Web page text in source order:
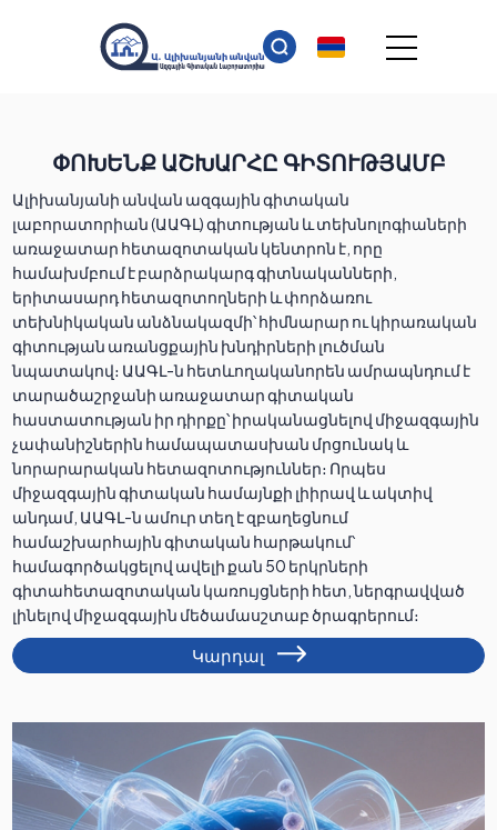
ՓՈԽԵՆՔ ԱՇԽԱՐՀԸ ԳԻՏՈՒԹՅԱՄԲ
Ալիխանյանի անվան ազգային գիտական
լաբորատորիան (ԱԱԳԼ) գիտության և տեխնոլոգիաների
առաջատար հետազոտական կենտրոն է, որը
համախմբում է բարձրակարգ գիտնականների,
երիտասարդ հետազոտողների և փորձառու
տեխնիկական անձնակազմի՝ հիմնարար ու կիրառական
գիտության առանցքային խնդիրների լուծման
նպատակով։ ԱԱԳԼ-ն հետևողականորեն ամրապնդում է
տարածաշրջանի առաջատար գիտական
հաստատության իր դիրքը՝ իրականացնելով միջազգային
չափանիշներին համապատասխան մրցունակ և
նորարարական հետազոտություններ։ Որպես
միջազգային գիտական համայնքի լիիրավ և ակտիվ
անդամ, ԱԱԳԼ-ն ամուր տեղ է զբաղեցնում
համաշխարհային գիտական հարթակում՝
համագործակցելով ավելի քան 50 երկրների
գիտահետազոտական կառույցների հետ, ներգրավված
լինելով միջազգային մեծամասշտաբ ծրագրերում։
Կարդալ